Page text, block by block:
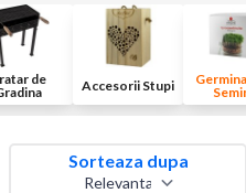
de
Accesorii Stupi
Sorteaza dupa